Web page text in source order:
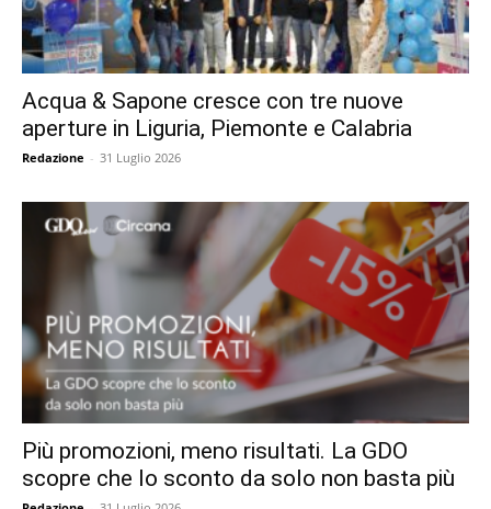
Acqua & Sapone cresce con tre nuove
aperture in Liguria, Piemonte e Calabria
Redazione - 31 Luglio 2026
Più promozioni, meno risultati. La GDO
scopre che lo sconto da solo non basta più